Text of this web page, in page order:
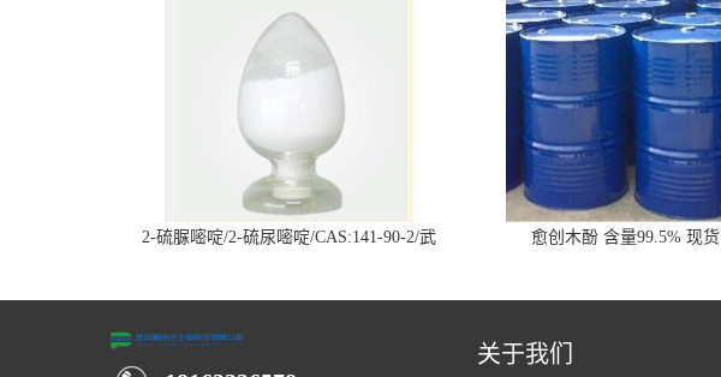
2-硫脲嘧啶/2-硫尿嘧啶/CAS:141-90-2/武
愈创木酚 含量99.5% 现货
关于我们